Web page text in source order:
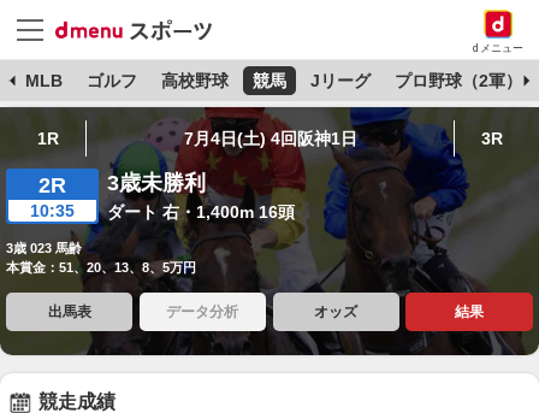
dメニュー
MLB ゴルフ 高校野球 競馬 Jリーグ プロ野球（2軍）
1R 7月4日(土) 4回阪神1日 3R
2R
10:35
3歳未勝利
ダート 右・1,400m 16頭
3歳 023 馬齢
本賞金：51、20、13、8、5万円
出馬表 データ分析 オッズ 結果
競走成績